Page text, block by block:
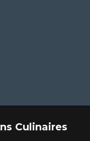
Culinaires